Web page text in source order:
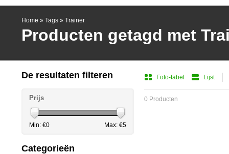
Home » Tags » Trainer
Producten getagd met
Foto-tabel Lijst
0 Producten
De resultaten filteren
Prijs
Min: €0 Max: €5
Categorieën